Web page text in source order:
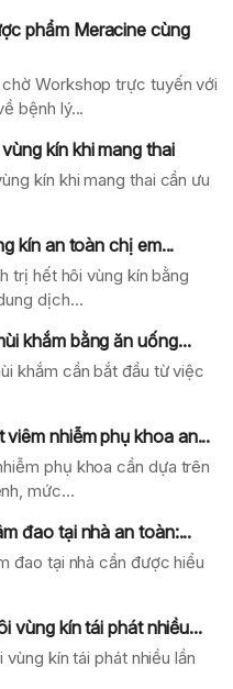
phẩm Meracine cùng
Workshop trực tuyến với
bệnh lý...
kín khi mang thai
kín khi mang thai cần ưu
kín an toàn chị em...
trị hết hôi vùng kín bằng
dịch...
khắm bằng ăn uống...
khắm cần bắt đầu từ việc
nhiễm phụ khoa an...
phụ khoa cần dựa trên
mức...
đao tại nhà an toàn:...
đao tại nhà cần được hiểu
vùng kín tái phát nhiều...
kín tái phát nhiều lần